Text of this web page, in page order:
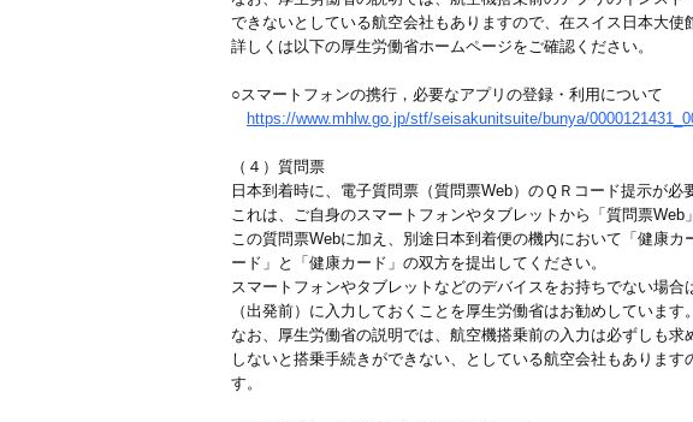
できないとしている航空会社もありますので、在スイス日本大
詳しくは以下の厚生労働省ホームページをご確認ください。
○スマートフォンの携行，必要なアプリの登録・利用について
https://www.mhlw.go.jp/stf/seisakunitsuite/bunya/
（４）質問票
日本到着時に、電子質問票（質問票Web）のＱＲコード提示が必
これは、ご自身のスマートフォンやタブレットから「質問票
この質問票Webに加え、別途日本到着便の機内において「健康
ード」と「健康カード」の双方を提出してください。
スマートフォンやタブレットなどのデバイスをお持ちでない場
（出発前）に入力しておくことを厚生労働省はお勧めしています。
なお、厚生労働省の説明では、航空機搭乗前の入力は必ずしも
しないと搭乗手続きができない、としている航空会社もありま
す。